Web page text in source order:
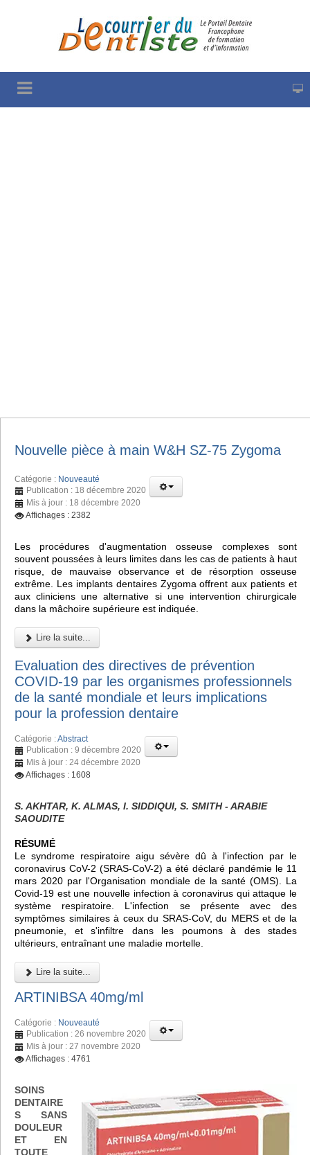
Nouvelle pièce à main W&H SZ-75 Zygoma
Catégorie : Nouveauté
Publication : 18 décembre 2020
Mis à jour : 18 décembre 2020
Affichages : 2382
Les procédures d'augmentation osseuse complexes sont
souvent poussées à leurs limites dans les cas de patients à haut
risque, de mauvaise observance et de résorption osseuse
extrême. Les implants dentaires Zygoma offrent aux patients et
aux cliniciens une alternative si une intervention chirurgicale
dans la mâchoire supérieure est indiquée.
Lire la suite...
Evaluation des directives de prévention
COVID-19 par les organismes professionnels
de la santé mondiale et leurs implications
pour la profession dentaire
Catégorie :Abstract
Publication : 9 décembre 2020
Mis à jour : 24 décembre 2020
Affichages : 1608
S. AKHTAR, K. ALMAS, I. SIDDIQUI, S. SMITH - ARABIE
SAOUDITE
RÉSUMÉ
Le syndrome respiratoire aigu sévère dû à l'infection par le
coronavirus CoV-2 (SRAS-CoV-2) a été déclaré pandémie le 11
mars 2020 par l'Organisation mondiale de la santé (OMS). La
Covid-19 est une nouvelle infection à coronavirus qui attaque le
système respiratoire. L'infection se présente avec des
symptômes similaires à ceux du SRAS-CoV, du MERS et de la
pneumonie, et s'infiltre dans les poumons à des stades
ultérieurs, entraînant une maladie mortelle.
Lire la suite...
ARTINIBSA 40mg/ml
Catégorie : Nouveauté
Publication : 26 novembre 2020
Mis à jour : 27 novembre 2020
Affichages : 4761
SOINS
DENTAIRE
S SANS
DOULEUR
ET EN
TOUTE